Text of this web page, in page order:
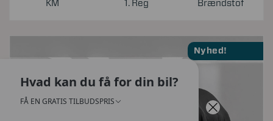
KM
1. Reg
Brændstof
Nyhed!
Hvad kan du få for din bil?
FÅ EN GRATIS TILBUDSPRIS